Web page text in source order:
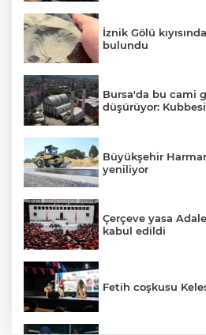
İznik Gölü
bulundu
Bursa'da bu cami
düşürüyor:
Büyükşehir
yeniliyor
Çerçeve yasa
kabul edildi
Fetih coşkusu